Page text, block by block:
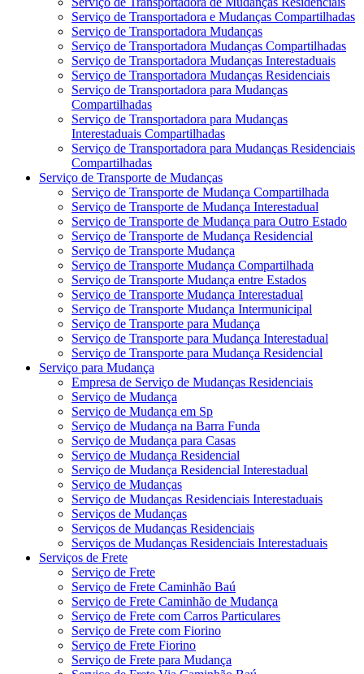
Serviço de Transportadora e Mudanças Compartilhadas
Serviço de Transportadora Mudanças
Serviço de Transportadora Mudanças Compartilhadas
Serviço de Transportadora Mudanças Interestaduais
Serviço de Transportadora Mudanças Residenciais
Serviço de Transportadora para Mudanças
Compartilhadas
Serviço de Transportadora para Mudanças
Interestaduais Compartilhadas
Serviço de Transportadora para Mudanças Residenciais
Compartilhadas
Serviço de Transporte de Mudanças
Serviço de Transporte de Mudança Compartilhada
Serviço de Transporte de Mudança Interestadual
Serviço de Transporte de Mudança para Outro Estado
Serviço de Transporte de Mudança Residencial
Serviço de Transporte Mudança
Serviço de Transporte Mudança Compartilhada
Serviço de Transporte Mudança entre Estados
Serviço de Transporte Mudança Interestadual
Serviço de Transporte Mudança Intermunicipal
Serviço de Transporte para Mudança
Serviço de Transporte para Mudança Interestadual
Serviço de Transporte para Mudança Residencial
Serviço para Mudança
Empresa de Serviço de Mudanças Residenciais
Serviço de Mudança
Serviço de Mudança em Sp
Serviço de Mudança na Barra Funda
Serviço de Mudança para Casas
Serviço de Mudança Residencial
Serviço de Mudança Residencial Interestadual
Serviço de Mudanças
Serviço de Mudanças Residenciais Interestaduais
Serviços de Mudanças
Serviços de Mudanças Residenciais
Serviços de Mudanças Residenciais Interestaduais
Serviços de Frete
Serviço de Frete
Serviço de Frete Caminhão Baú
Serviço de Frete Caminhão de Mudança
Serviço de Frete com Carros Particulares
Serviço de Frete com Fiorino
Serviço de Frete Fiorino
Serviço de Frete para Mudança